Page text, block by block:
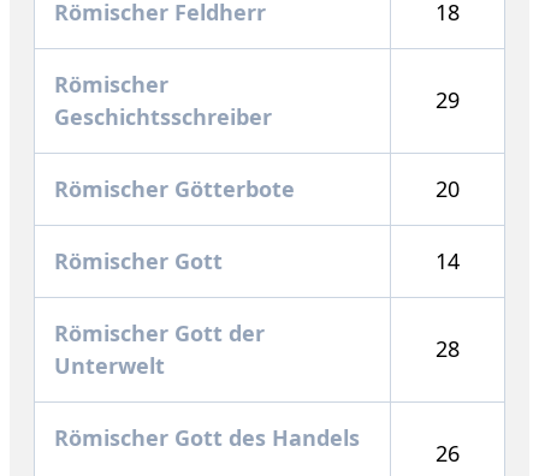
Römischer Feldherr 18
Römischer
Geschichtsschreiber
29
Römischer Götterbote 20
Römischer Gott 14
Römischer Gott der
Unterwelt
28
Römischer Gott des Handels
26